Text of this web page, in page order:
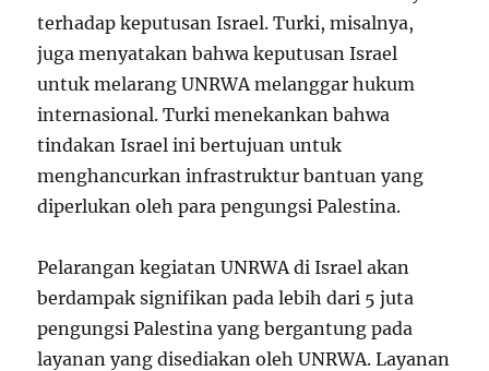
terhadap keputusan Israel. Turki, misalnya,
juga menyatakan bahwa keputusan Israel
untuk melarang UNRWA melanggar hukum
internasional. Turki menekankan bahwa
tindakan Israel ini bertujuan untuk
menghancurkan infrastruktur bantuan yang
diperlukan oleh para pengungsi Palestina.
Pelarangan kegiatan UNRWA di Israel akan
berdampak signifikan pada lebih dari 5 juta
pengungsi Palestina yang bergantung pada
layanan yang disediakan oleh UNRWA. Layanan